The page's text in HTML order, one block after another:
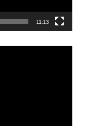
11:13